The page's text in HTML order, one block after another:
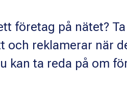
företag på nätet?
och reklamerar när
kan ta reda på om